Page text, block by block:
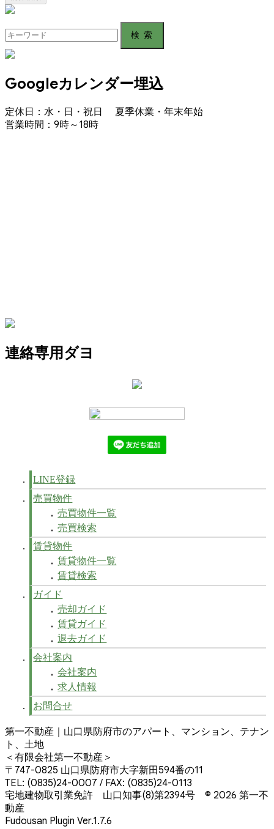
for:
Googleカレンダー埋込
定休日：水・日・祝日 夏季休業・年末年始
営業時間：9時～18時
連絡専用ダヨ
LINE登録
売買物件
売買物件一覧
売買検索
賃貸物件
賃貸物件一覧
賃貸検索
ガイド
売却ガイド
賃貸ガイド
退去ガイド
会社案内
会社案内
求人情報
お問合せ
第一不動産｜山口県防府市のアパート、マンション、テナン
ト、土地
＜有限会社第一不動産＞
〒747-0825 山口県防府市大字新田594番の11
TEL: (0835)24-0007 / FAX: (0835)24-0113
宅地建物取引業免許 山口知事(8)第2394号 © 2026 第一不
動産
Fudousan Plugin Ver.1.7.6